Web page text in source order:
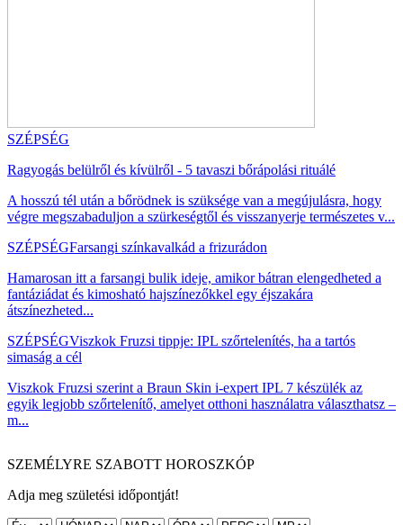
SZÉPSÉG
Ragyogás belülről és kívülről - 5 tavaszi bőrápolási rituálé
A hosszú tél után a bőrödnek is szüksége van a megújulásra, hogy
végre megszabaduljon a szürkeségtől és visszanyerje természetes v...
SZÉPSÉGFarsangi színkavalkád a frizurádon
Hamarosan itt a farsangi bulik ideje, amikor bátran elengedheted a
fantáziádat és kimosható hajszínezőkkel egy éjszakára
átszínezheted...
SZÉPSÉGViszkok Fruzsi tippje: IPL szőrtelenítés, ha a tartós
simaság a cél
Viszkok Fruzsi szerint a Braun Skin i-expert IPL 7 készülék az
egyik legjobb szőrtelenítő, amelyet otthoni használatra választhatsz –
m...
SZEMÉLYRE SZABOTT HOROSZKÓP
Adja meg születési időpontját!